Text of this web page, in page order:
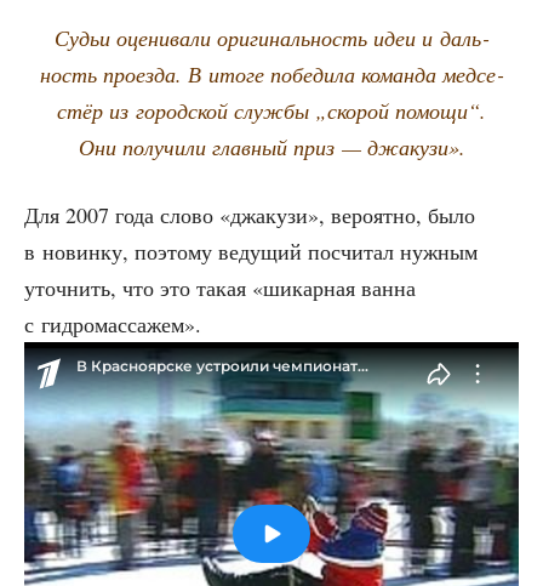
Судьи оце­ни­ва­ли ори­ги­наль­ность идеи и даль­
ность про­ез­да. В ито­ге побе­ди­ла коман­да мед­се­
стёр из город­ской служ­бы „ско­рой помо­щи“.
Они полу­чи­ли глав­ный приз — джакузи».
Для 2007 года сло­во «джа­ку­зи», веро­ят­но, было
в новин­ку, поэто­му веду­щий посчи­тал нуж­ным
уточ­нить, что это такая «шикар­ная ван­на
с гидромассажем».